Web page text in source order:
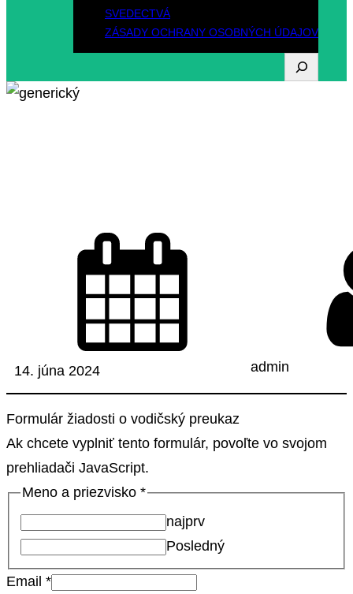
SVEDECTVÁ
ZÁSADY OCHRANY OSOBNÝCH ÚDAJOV
14. júna 2024 admin
Formulár žiadosti o vodičský preukaz
Ak chcete vyplniť tento formulár, povoľte vo svojom
prehliadači JavaScript.
Meno a priezvisko *
najprv
Posledný
Email *